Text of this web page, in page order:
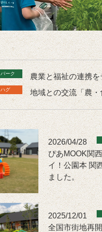
農業と福祉の連携を
地域との交流「農・
2026/04/28
ぴあMOOK関
イ！公園本 関
ました。
2025/12/01
全国市街地再